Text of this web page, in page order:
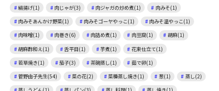
絹揚げ(1)
肉じゃが(3) 肉ジャガの炒め煮(1)
肉みそ(1)
肉みそあんかけ野菜(1)
肉みそゴーヤやっこ(1)
肉みそ温やっこ(1)
肉味噌(1)
肉巻き(6) 肉詰め煮(1) 肉豆腐(1)
胡麻(1)
胡麻酢和え(1)
舌平目(1) 芋煮(1)
花束仕立て(1)
若草焼き(1)
茄子(3) 茶碗蒸し(1)
茹で卵(1)
菅野由子先生(54)
菜の花(2) 菜種蒸し焼き(1) 葱(1)
蒸し(2)